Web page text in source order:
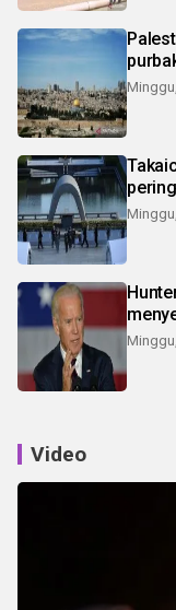
Video